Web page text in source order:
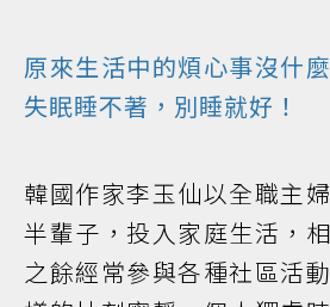
原來生活中的煩心事沒什
失眠睡不著，別睡就好！
韓國作家李玉仙以全職主
半輩子，投入家庭生活，
之餘經常參與各種社區活